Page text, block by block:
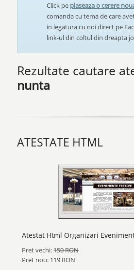
Click pe plaseaza o cerere
comanda cu tema de care
in legatura cu noi direct pe
link-ul din coltul din dreapta
Rezultate cautare
nunta
ATESTATE HTML
Atestat Html Organizari
Pret vechi:150 RON
Pret nou: 119 RON